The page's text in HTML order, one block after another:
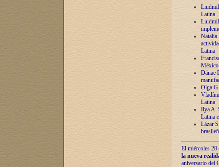
Latina
Natalia
Latina
México
Dánae
Olga
Latina
Ilya A.
Latina
Lázar
El miércoles 28
la nueva
aniversario del